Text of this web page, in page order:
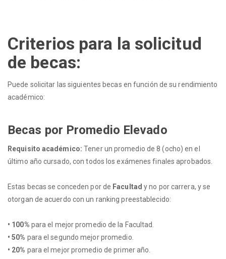
Criterios para la solicitud
de becas:
Puede solicitar las siguientes becas en función de su rendimiento
académico:
Becas por Promedio Elevado
Requisito académico: Tener un promedio de 8 (ocho) en el
último año cursado, con todos los exámenes finales aprobados.
Estas becas se conceden por de Facultad y no por carrera, y se
otorgan de acuerdo con un ranking preestablecido:
• 100% para el mejor promedio de la Facultad.
• 50% para el segundo mejor promedio.
• 20% para el mejor promedio de primer año.